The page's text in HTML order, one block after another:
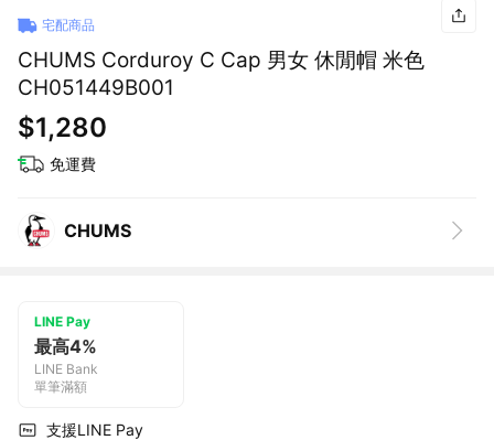
宅配商品
CHUMS Corduroy C Cap 男女 休閒帽 米色
CH051449B001
$1,280
免運費
CHUMS
LINE Pay
最高4%
LINE Bank
單筆滿額
支援LINE Pay